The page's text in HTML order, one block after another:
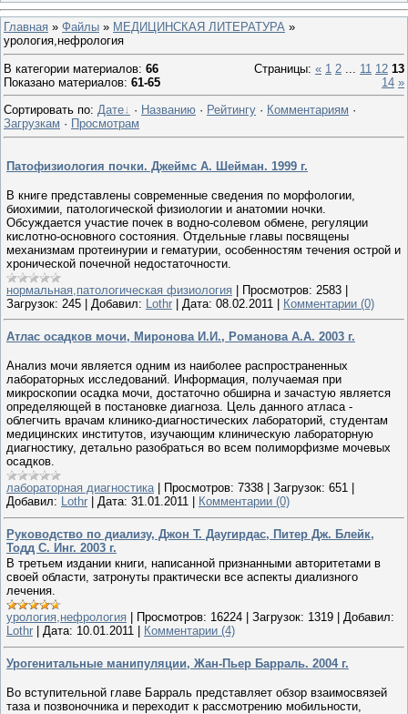
Главная » Файлы » МЕДИЦИНСКАЯ ЛИТЕРАТУРА »
урология,нефрология
В категории материалов: 66
Показано материалов: 61-65
Страницы: « 1 2 11 12 13
14 »
Сортировать по: Дате · Названию · Рейтингу · Комментариям ·
Загрузкам · Просмотрам
Патофизиология почки. Джеймс А. Шейман. 1999 г.
В книге представлены современные сведения по морфологии,
биохимии, патологической физиологии и анатомии ночки.
Обсуждается участие почек в водно-солевом обмене, регуляции
кислотно-основного состояния. Отдельные главы посвящены
механизмам протеинурии и гематурии, особенностям течения острой и
хронической почечной недостаточности.
нормальная,патологическая физиология | Просмотров: 2583 |
Загрузок: 245 | Добавил: Lothr | Дата: 08.02.2011 | Комментарии (0)
Атлас осадков мочи, Миронова И.И., Романова A.A. 2003 г.
Анализ мочи является одним из наиболее распространенных
лабораторных исследований. Информация, получаемая при
микроскопии осадка мочи, достаточно обширна и зачастую является
определяющей в постановке диагноза. Цель данного атласа -
облегчить врачам клинико-диагностических лабораторий, студентам
медицинских институтов, изучающим клиническую лабораторную
диагностику, детально разобраться во всем полиморфизме мочевых
осадков.
лабораторная диагностика
Просмотров: 7338 Загрузок: 651
Добавил:
Lothr Дата: 31.01.2011 Комментарии (0)
Руководство по диализу, Джон Т. Даугирдас, Питер Дж. Блейк,
Тодд С. Инг. 2003 г.
В третьем издании книги, написанной признанными авторитетами в
своей области, затронуты практически все аспекты диализного
лечения.
урология,нефрология
Просмотров: 16224 Загрузок: 1319
Добавил:
Lothr
Дата: 10.01.2011 Комментарии (4)
Урогенитальные манипуляции, Жан-Пьер Барраль. 2004 г.
Во вступительной главе Барраль представляет обзор взаимосвязей
таза и позвоночника и переходит к рассмотрению мобильности,